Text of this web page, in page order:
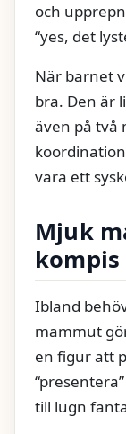
och
“yes, det
När barnet
bra. Den är
även på två
vara ett
Mjuk
kompis
Ibland
mammut
en figur att
till lugn